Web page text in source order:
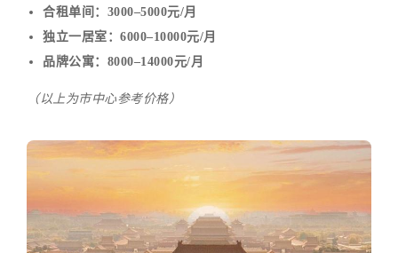
合租单间：3000–5000元/月
独立一居室：6000–10000元/月
品牌公寓：8000–14000元/月
（以上为市中心参考价格）